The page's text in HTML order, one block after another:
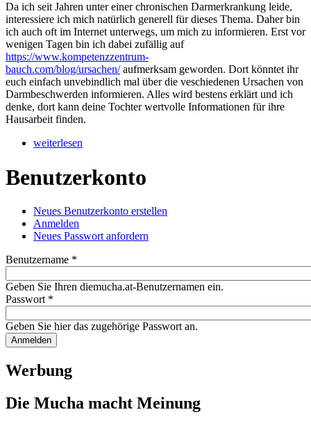
Da ich seit Jahren unter einer chronischen Darmerkrankung leide,
interessiere ich mich natürlich generell für dieses Thema. Daher bin
ich auch oft im Internet unterwegs, um mich zu informieren. Erst vor
wenigen Tagen bin ich dabei zufällig auf
https://www.kompetenzzentrum-
bauch.com/blog/ursachen/aufmerksam geworden. Dort könntet ihr
euch einfach unvebindlich mal über die veschiedenen Ursachen von
Darmbeschwerden informieren. Alles wird bestens erklärt und ich
denke, dort kann deine Tochter wertvolle Informationen für ihre
Hausarbeit finden.
weiterlesen
Benutzerkonto
Haupt-Reiter
Neues Benutzerkonto erstellen
Anmelden
Neues Passwort anfordern
Benutzername *
Geben Sie Ihren diemucha.at-Benutzernamen ein.
Passwort *
Geben Sie hier das zugehörige Passwort an.
Werbung
Die Mucha macht Meinung